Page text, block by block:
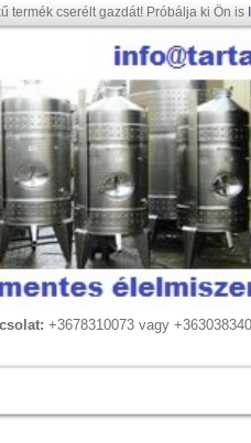
termék cserélt gazdát! Próbálja ki Ön is
+3678310073 vagy